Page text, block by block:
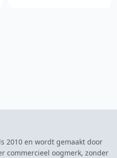
2010 en wordt gemaakt door
commercieel oogmerk, zonder